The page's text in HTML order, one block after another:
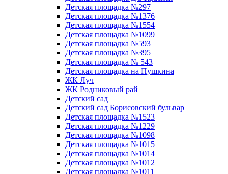
Детская площадка №297
Детская площадка №1376
Детская площадка №1554
Детская площадка №1099
Детская площадка №593
Детская площадка №395
Детская площадка № 543
Детская площадка на Пушкина
ЖК Луч
ЖК Родниковый рай
Детский сад
Детский сад Борисовский бульвар
Детская площадка №1523
Детская площадка №1229
Детская площадка №1098
Детская площадка №1015
Детская площадка №1014
Детская площадка №1012
Детская площадка №1011